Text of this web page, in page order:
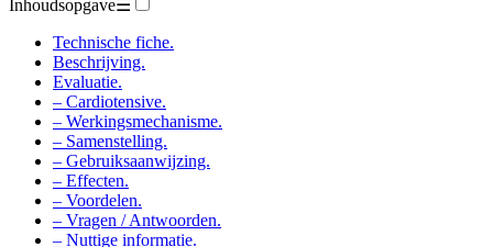
Inhoudsopgave☰
Technische fiche.
Beschrijving.
Evaluatie.
– Cardiotensive.
– Werkingsmechanisme.
– Samenstelling.
– Gebruiksaanwijzing.
– Effecten.
– Voordelen.
– Vragen / Antwoorden.
– Nuttige informatie.